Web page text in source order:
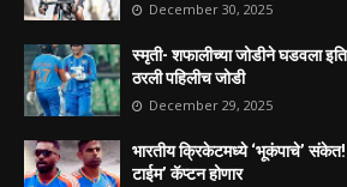
December 30, 2025
स्मृती- शफालीच्या जोडीने घडवला
ठरली पहिलीच जोडी
December 29, 2025
भारतीय क्रिकेटमध्ये ‘भूकंपाचे’ संकेत!
टाईम’ कॅप्टन होणार